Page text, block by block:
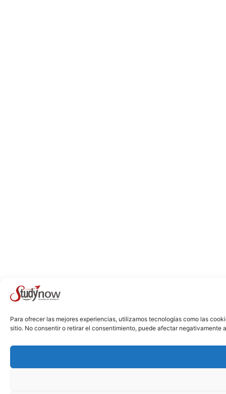
Para ofrecer las mejores experiencias, utilizamos tecnologías como las
sitio. No consentir o retirar el consentimiento, puede afectar negativamente